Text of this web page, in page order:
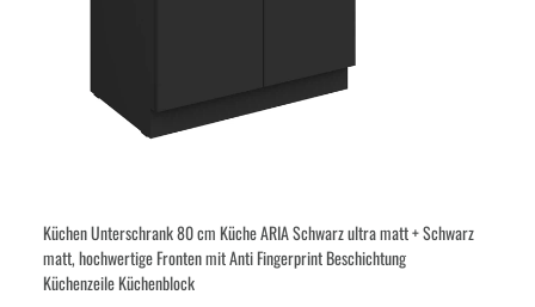
Küchen Unterschrank 80 cm Küche ARIA Schwarz ultra matt + Schwarz
matt, hochwertige Fronten mit Anti Fingerprint Beschichtung
Küchenzeile Küchenblock